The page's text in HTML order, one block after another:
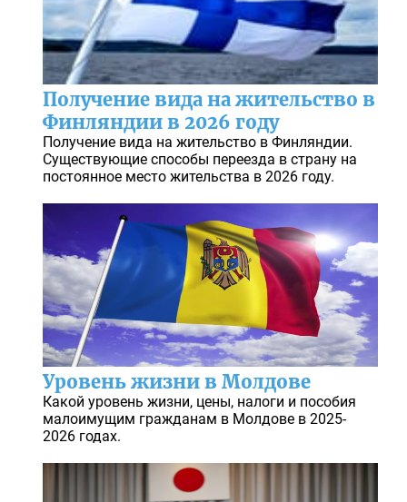
Получение вида на жительство в
Финляндии в 2026 году
Получение вида на жительство в Финляндии.
Существующие способы переезда в страну на
постоянное место жительства в 2026 году.
Уровень жизни в Молдове
Какой уровень жизни, цены, налоги и пособия
малоимущим гражданам в Молдове в 2025-
2026 годах.